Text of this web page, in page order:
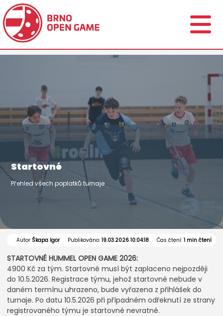
Startovné
Přehled všech poplatků turnaje
Autor Škapa Igor Publikováno: 19.03.2026 10:04:18 Čas čtení:1 min čtení
STARTOVNÉ HUMMEL OPEN GAME 2026:
4900 Kč za tým. Startovné musí být zaplaceno nejpozději
do 10.5.2026. Registrace týmu, jehož startovné nebude v
daném termínu uhrazeno, bude vyřazena z přihlášek do
turnaje. Po datu 10.5.2026 při případném odřeknutí ze strany
registrovaného týmu je startovné nevratné.